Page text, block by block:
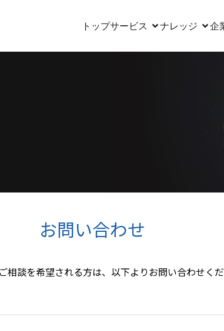
トップサービス ナレッジ 企
お問い合わせ
相談を希望される方は、以下よりお問い合わせく